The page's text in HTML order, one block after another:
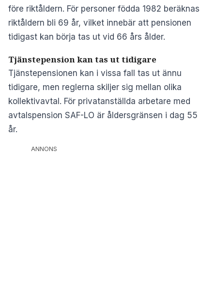
före riktåldern. För personer födda 1982 beräknas
riktåldern bli 69 år, vilket innebär att pensionen
tidigast kan börja tas ut vid 66 års ålder.
Tjänstepension kan tas ut tidigare
Tjänstepensionen kan i vissa fall tas ut ännu
tidigare, men reglerna skiljer sig mellan olika
kollektivavtal. För privatanställda arbetare med
avtalspension SAF-LO är åldersgränsen i dag 55
år.
ANNONS